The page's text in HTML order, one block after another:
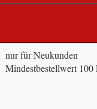
nur für Neukunden
Mindestbestellwert 100